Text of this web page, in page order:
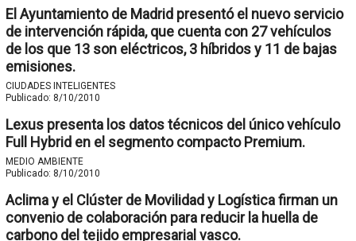
El Ayuntamiento de Madrid presentó el nuevo servicio
de intervención rápida, que cuenta con 27 vehículos
de los que 13 son eléctricos, 3 híbridos y 11 de bajas
emisiones.
CIUDADES INTELIGENTES
Publicado: 8/10/2010
Lexus presenta los datos técnicos del único vehículo
Full Hybrid en el segmento compacto Premium.
MEDIO AMBIENTE
Publicado: 8/10/2010
Aclima y el Clúster de Movilidad y Logística firman un
convenio de colaboración para reducir la huella de
carbono del tejido empresarial vasco.